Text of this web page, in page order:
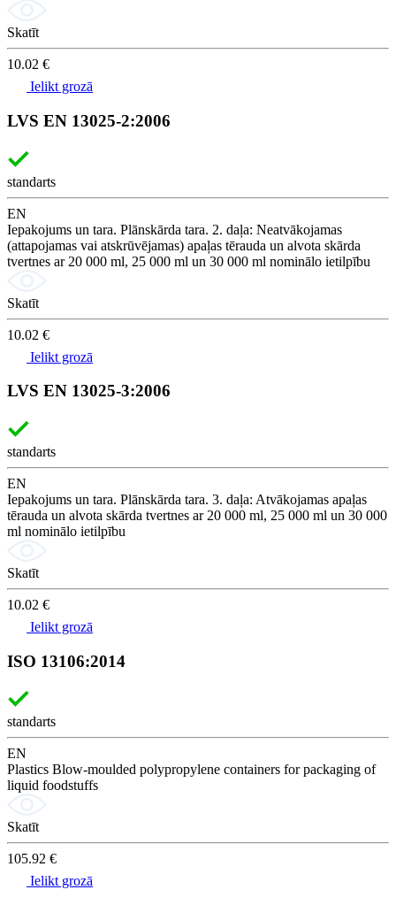
Skatīt
10.02 €
Ielikt grozā
LVS EN 13025-2:2006
standarts
EN
Iepakojums un tara. Plānskārda tara. 2. daļa: Neatvākojamas
(attapojamas vai atskrūvējamas) apaļas tērauda un alvota skārda
tvertnes ar 20 000 ml, 25 000 ml un 30 000 ml nominālo ietilpību
Skatīt
10.02 €
Ielikt grozā
LVS EN 13025-3:2006
standarts
EN
Iepakojums un tara. Plānskārda tara. 3. daļa: Atvākojamas apaļas
tērauda un alvota skārda tvertnes ar 20 000 ml, 25 000 ml un 30 000
ml nominālo ietilpību
Skatīt
10.02 €
Ielikt grozā
ISO 13106:2014
standarts
EN
Plastics Blow-moulded polypropylene containers for packaging of
liquid foodstuffs
Skatīt
105.92 €
Ielikt grozā